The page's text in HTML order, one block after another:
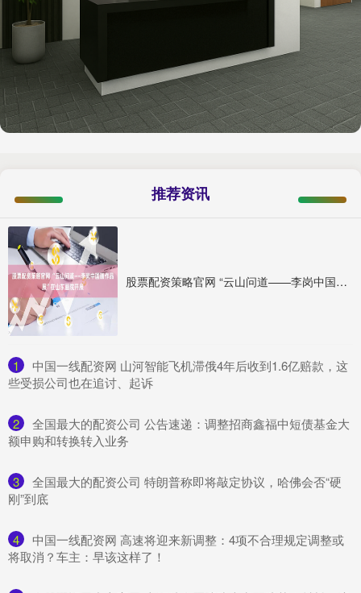
推荐资讯
股票配资策略官网 “云山问道——李岗中国画作品展”在山东画院开展
1
​中国一线配资网 山河智能飞机滞俄4年后收到1.6亿赔款，这
些受损公司也在追讨、起诉
2
​全国最大的配资公司 公告速递：调整招商鑫福中短债基金大
额申购和转换转入业务
3
​全国最大的配资公司 特朗普称即将敲定协议，哈佛会否“硬
刚”到底
4
​中国一线配资网 高速将迎来新调整：4项不合理规定调整或
将取消？车主：早该这样了！